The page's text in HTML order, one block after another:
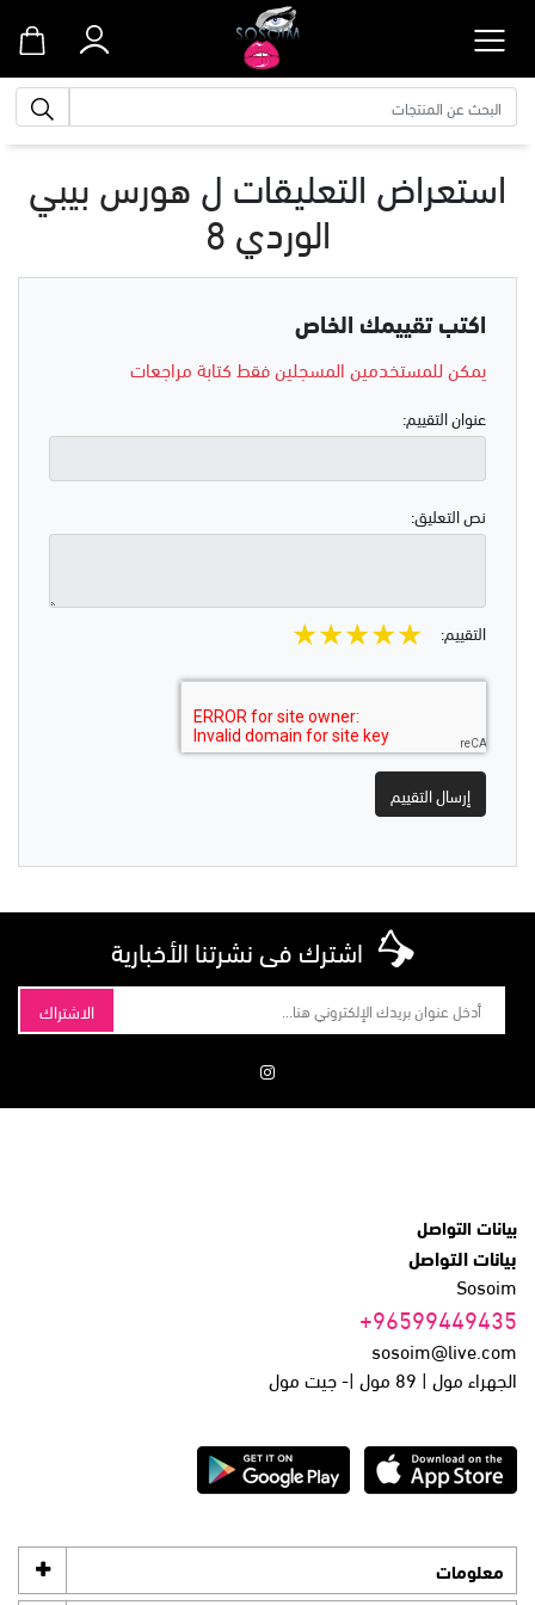
استعراض التعليقات لهورس بيبي
الوردي 8
اكتب تقييمك الخاص
يمكن للمستخدمين المسجلين فقط كتابة مراجعات
عنوان التقييم:
نص التعليق:
التقييم: ★
★
★
★
★
اشترك فى نشرتنا الأخبارية
الاشتراك
بيانات التواصل
بيانات التواصل
Sosoim
+96599449435
sosoim@live.com
الجهراء مول | 89 مول |- جيت مول
معلومات